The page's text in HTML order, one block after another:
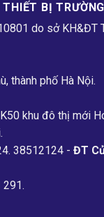
BỊ
do sở KH&ĐT
thành phố Hà Nội.
khu đô thị mới
38512124 - ĐT